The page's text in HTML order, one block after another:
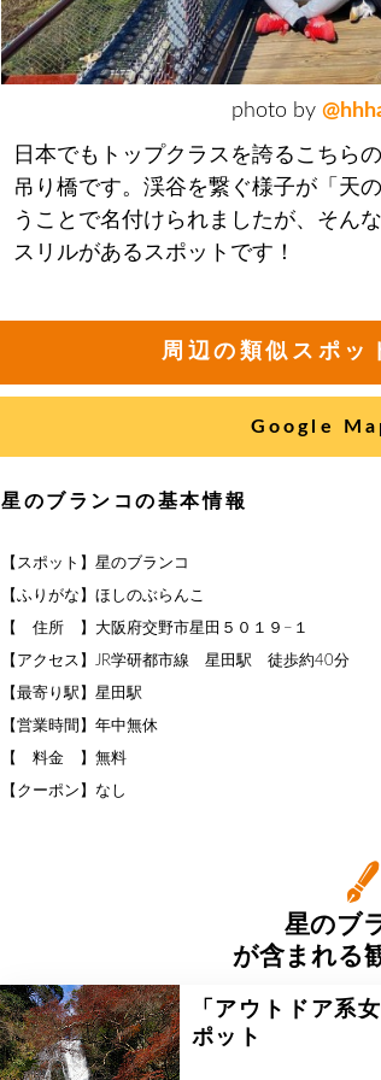
photo by
日本でもトップクラスを誇るこちら
吊り橋です。渓谷を繋ぐ様子が「天
うことで名付けられましたが、そん
スリルがあるスポットです！
周辺の類似スポッ
Google
星のブランコの基本情報
【スポット】星のブランコ
【ふりがな】ほしのぶらんこ
【 住所 】大阪府交野市星田５０１９−１
【アクセス】JR学研都市線 星田駅 徒歩約40分
【最寄り駅】星田駅
【営業時間】年中無休
【 料金 】無料
【クーポン】なし
星のブ
が含まれる
「アウトドア系
ポット